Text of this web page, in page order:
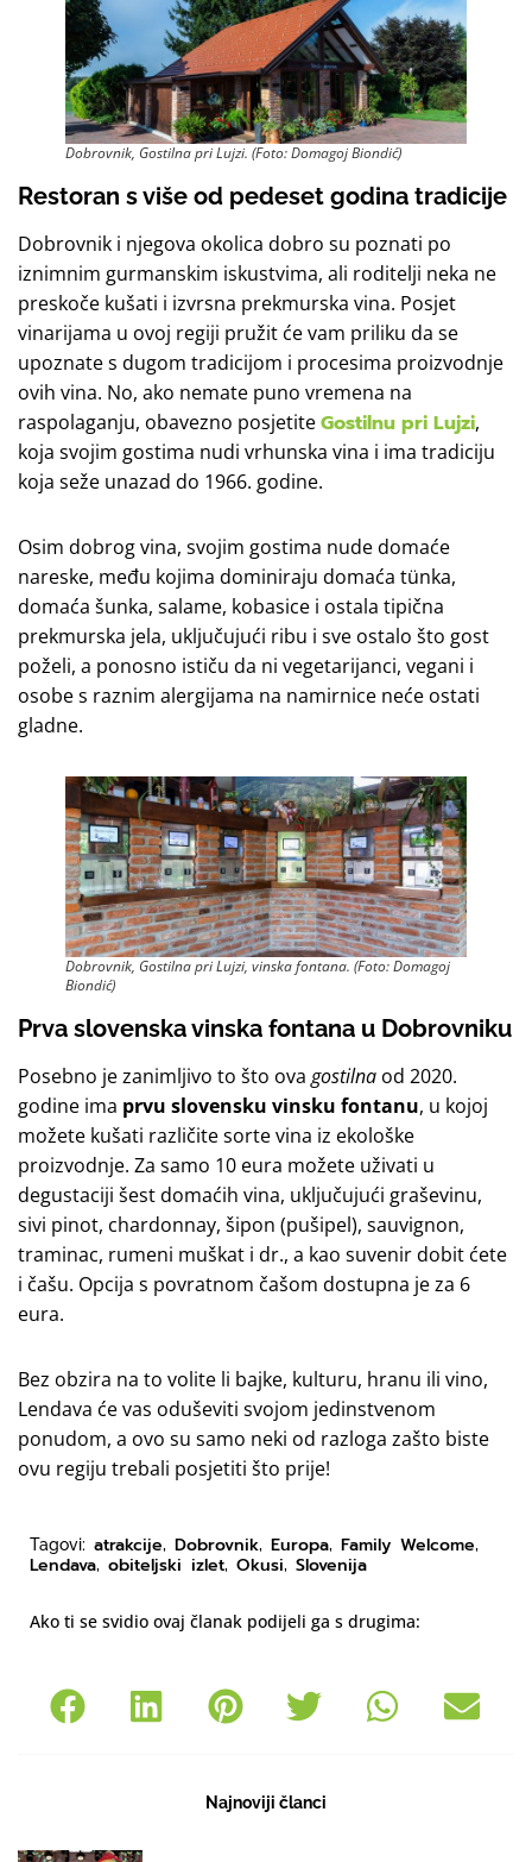
Dobrovnik, Gostilna pri Lujzi. (Foto: Domagoj Biondić)
Restoran s više od pedeset godina tradicije
Dobrovnik i njegova okolica dobro su poznati po
iznimnim gurmanskim iskustvima, ali roditelji neka ne
preskoče kušati i izvrsna prekmurska vina. Posjet
vinarijama u ovoj regiji pružit će vam priliku da se
upoznate s dugom tradicijom i procesima proizvodnje
ovih vina. No, ako nemate puno vremena na
raspolaganju, obavezno posjetiteGostilnu pri Lujzi,
koja svojim gostima nudi vrhunska vina i ima tradiciju
koja seže unazad do 1966. godine.
Osim dobrog vina, svojim gostima nude domaće
nareske, među kojima dominiraju domaća tünka,
domaća šunka, salame, kobasice i ostala tipična
prekmurska jela, uključujući ribu i sve ostalo što gost
poželi, a ponosno ističu da ni vegetarijanci, vegani i
osobe s raznim alergijama na namirnice neće ostati
gladne.
Dobrovnik, Gostilna pri Lujzi, vinska fontana. (Foto: Domagoj
Biondić)
Prva slovenska vinska fontana u Dobrovniku
Posebno je zanimljivo to što ova gostilna od 2020.
godine ima prvu slovensku vinsku fontanu, u kojoj
možete kušati različite sorte vina iz ekološke
proizvodnje. Za samo 10 eura možete uživati u
degustaciji šest domaćih vina, uključujući graševinu,
sivi pinot, chardonnay, šipon (pušipel), sauvignon,
traminac, rumeni muškat i dr., a kao suvenir dobit ćete
i čašu. Opcija s povratnom čašom dostupna je za 6
eura.
Bez obzira na to volite li bajke, kulturu, hranu ili vino,
Lendava će vas oduševiti svojom jedinstvenom
ponudom, a ovo su samo neki od razloga zašto biste
ovu regiju trebali posjetiti što prije!
Tagovi: atrakcije, Dobrovnik, Europa, Family Welcome,
Lendava, obiteljski izlet, Okusi, Slovenija
Ako ti se svidio ovaj članak podijeli ga s drugima:
Najnoviji članci